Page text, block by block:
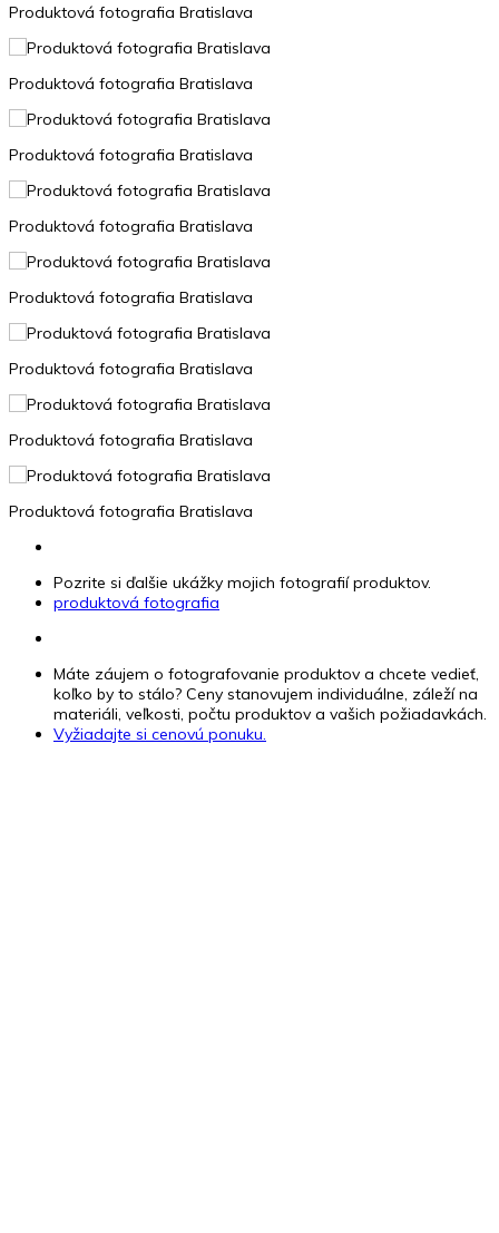
Produktová fotografia Bratislava
Produktová fotografia Bratislava
Produktová fotografia Bratislava
Produktová fotografia Bratislava
Produktová fotografia Bratislava
Produktová fotografia Bratislava
Produktová fotografia Bratislava
Produktová fotografia Bratislava
Pozrite si ďalšie ukážky mojich fotografií produktov.
produktová fotografia
Máte záujem o fotografovanie produktov a chcete vedieť,
koľko by to stálo? Ceny stanovujem individuálne, záleží na
materiáli, veľkosti, počtu produktov a vašich požiadavkách.
Vyžiadajte si cenovú ponuku.